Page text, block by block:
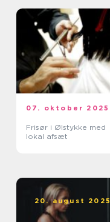
07. oktober 2025
Frisør i Ølstykke med
lokal afsæt
20. august 2025